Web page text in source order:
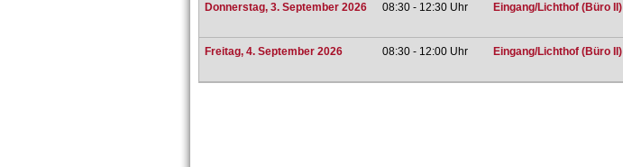
Donnerstag, 3. September 2026 08:30 - 12:30 Uhr Eingang/Lichthof (Büro II)
Freitag, 4. September 2026 08:30 - 12:00 Uhr Eingang/Lichthof (Büro II)